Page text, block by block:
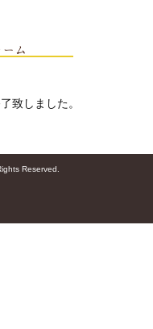
ム
致しました。
Reserved.